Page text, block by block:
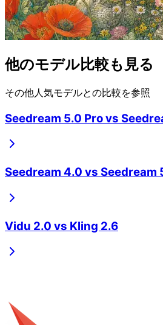
他のモデル比較も見る
その他人気モデルとの比較を参照
Seedream 5.0 Provs
Seedream 4.0 vs Seedream
Vidu 2.0 vs Kling 2.6